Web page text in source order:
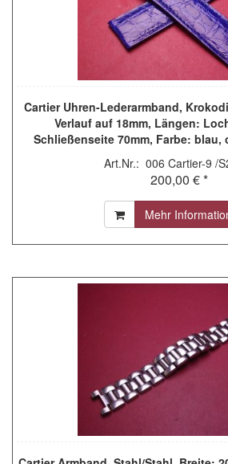
Cartier Uhren-Lederarmband,
Verlauf auf 18mm, Längen:
Schließenseite 70mm, Farbe: blau,
leichte
Art.Nr.: 006 Cartier-9 /
200,00 € *
Mehr